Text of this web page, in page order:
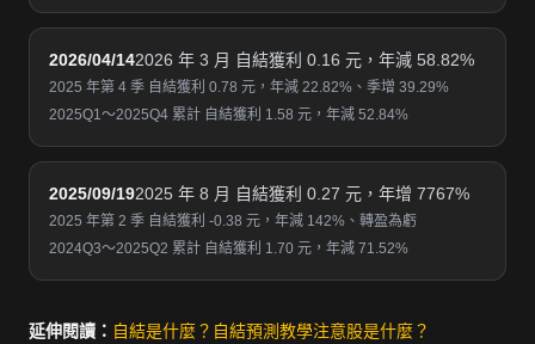
2026/04/142026 年 3 月 自結獲利 0.16 元，年減 58.82%
2025 年第 4 季 自結獲利 0.78 元，年減 22.82%、季增 39.29%
2025Q1～2025Q4 累計 自結獲利 1.58 元，年減 52.84%
2025/09/192025 年 8 月 自結獲利 0.27 元，年增 7767%
2025 年第 2 季 自結獲利 -0.38 元，年減 142%、轉盈為虧
2024Q3～2025Q2 累計 自結獲利 1.70 元，年減 71.52%
延伸閱讀： 自結是什麼？ 自結預測教學注意股是什麼？